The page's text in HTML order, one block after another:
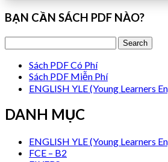
BẠN CẦN SÁCH PDF NÀO?
Sách PDF Có Phí
Sách PDF Miễn Phí
ENGLISH YLE (Young Learners
DANH MỤC
ENGLISH YLE (Young Learners
FCE – B2